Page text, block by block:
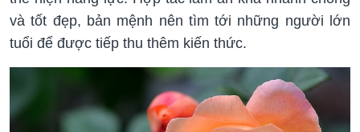
và tốt đẹp, bản mệnh nên tìm tới những người lớn
tuổi để được tiếp thu thêm kiến thức.